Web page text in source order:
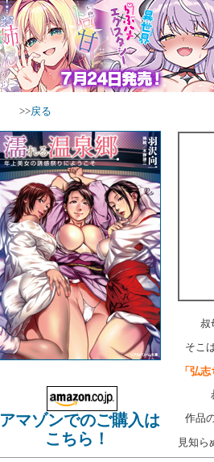
>>戻る
叔
そこ
「弘
作品
見知ら
アマゾンでのご購入は
こちら！